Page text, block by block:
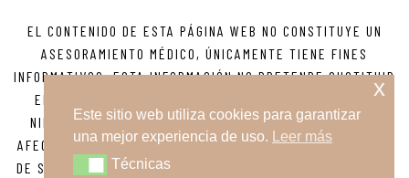
Este sitio web utiliza cookies para garantizar
una mejor experiencia de uso.
Leer más
TécnicasTécnicas
x
EL CONTENIDO DE ESTA PÁGINA WEB NO CONSTITUYE UN
ASESORAMIENTO MÉDICO, ÚNICAMENTE TIENE FINES
INFORMATIVOS. ESTA INFORMACIÓN NO PRETENDE SUSTITUIR
EL ASESORAMIENTO, DIAGNOSTICO O TRATAMIENTO DE
NINGUNA ENFERMEDAD. SI TIENE DUDAS SOBRE ALGUNA
AFECCIÓN MÉDICA O PSICOLÓGICA BUSQUE ASESORAMIENTO
DE SU MÉDICO O DE OTRO PROVEEDOR DE ATENCIÓN MÉDICA